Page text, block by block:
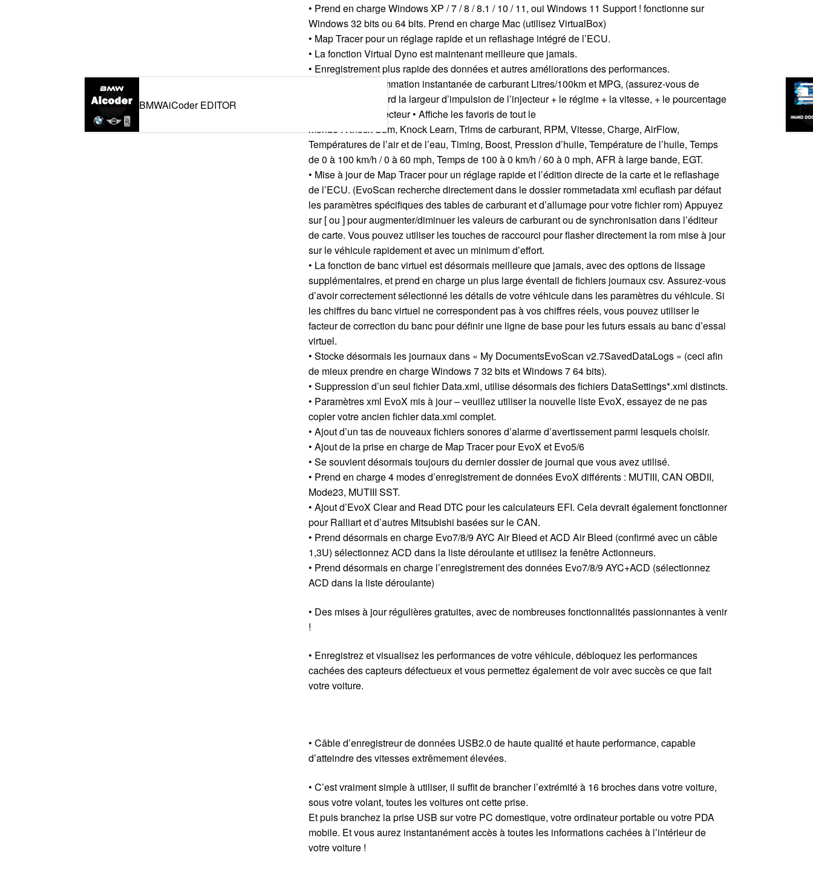
• Prend en charge Windows XP / 7 / 8 / 8.1 / 10 / 11, oui Windows 11 Support ! fonctionne sur
Windows 32 bits ou 64 bits. Prend en charge Mac (utilisez VirtualBox)
• Map Tracer pour un réglage rapide et un reflashage intégré de l’ECU.
• La fonction Virtual Dyno est maintenant meilleure que jamais.
• Enregistrement plus rapide des données et autres améliorations des performances.
• Affiche la consommation instantanée de carburant Litres/100km et MPG, (assurez-vous de
sélectionner d’abord la largeur d’impulsion de l’injecteur + le régime + la vitesse, + le pourcentage
de service de l’injecteur • Affiche les favoris de tout le
monde : Knock Sum, Knock Learn, Trims de carburant, RPM, Vitesse, Charge, AirFlow,
Températures de l’air et de l’eau, Timing, Boost, Pression d’huile, Température de l’huile, Temps
de 0 à 100 km/h / 0 à 60 mph, Temps de 100 à 0 km/h / 60 à 0 mph, AFR à large bande, EGT.
• Mise à jour de Map Tracer pour un réglage rapide et l’édition directe de la carte et le reflashage
de l’ECU. (EvoScan recherche directement dans le dossier rommetadata xml ecuflash par défaut
les paramètres spécifiques des tables de carburant et d’allumage pour votre fichier rom) Appuyez
sur [ ou ] pour augmenter/diminuer les valeurs de carburant ou de synchronisation dans l’éditeur
de carte. Vous pouvez utiliser les touches de raccourci pour flasher directement la rom mise à jour
sur le véhicule rapidement et avec un minimum d’effort.
• La fonction de banc virtuel est désormais meilleure que jamais, avec des options de lissage
supplémentaires, et prend en charge un plus large éventail de fichiers journaux csv. Assurez-vous
d’avoir correctement sélectionné les détails de votre véhicule dans les paramètres du véhicule. Si
les chiffres du banc virtuel ne correspondent pas à vos chiffres réels, vous pouvez utiliser le
facteur de correction du banc pour définir une ligne de base pour les futurs essais au banc d’essai
virtuel.
• Stocke désormais les journaux dans « My DocumentsEvoScan v2.7SavedDataLogs » (ceci afin
de mieux prendre en charge Windows 7 32 bits et Windows 7 64 bits).
• Suppression d’un seul fichier Data.xml, utilise désormais des fichiers DataSettings*.xml distincts.
• Paramètres xml EvoX mis à jour – veuillez utiliser la nouvelle liste EvoX, essayez de ne pas
copier votre ancien fichier data.xml complet.
• Ajout d’un tas de nouveaux fichiers sonores d’alarme d’avertissement parmi lesquels choisir.
• Ajout de la prise en charge de Map Tracer pour EvoX et Evo5/6
• Se souvient désormais toujours du dernier dossier de journal que vous avez utilisé.
• Prend en charge 4 modes d’enregistrement de données EvoX différents : MUTIII, CAN OBDII,
Mode23, MUTIII SST.
• Ajout d’EvoX Clear and Read DTC pour les calculateurs EFI. Cela devrait également fonctionner
pour Ralliart et d’autres Mitsubishi basées sur le CAN.
• Prend désormais en charge Evo7/8/9 AYC Air Bleed et ACD Air Bleed (confirmé avec un câble
1,3U) sélectionnez ACD dans la liste déroulante et utilisez la fenêtre Actionneurs.
• Prend désormais en charge l’enregistrement des données Evo7/8/9 AYC+ACD (sélectionnez
ACD dans la liste déroulante)
• Des mises à jour régulières gratuites, avec de nombreuses fonctionnalités passionnantes à venir
!
• Enregistrez et visualisez les performances de votre véhicule, débloquez les performances
cachées des capteurs défectueux et vous permettez également de voir avec succès ce que fait
votre voiture.
• Câble d’enregistreur de données USB2.0 de haute qualité et haute performance, capable
d’atteindre des vitesses extrêmement élevées.
• C’est vraiment simple à utiliser, il suffit de brancher l’extrémité à 16 broches dans votre voiture,
sous votre volant, toutes les voitures ont cette prise.
Et puis branchez la prise USB sur votre PC domestique, votre ordinateur portable ou votre PDA
mobile. Et vous aurez instantanément accès à toutes les informations cachées à l’intérieur de
votre voiture !
BMWAiCoder EDITOR